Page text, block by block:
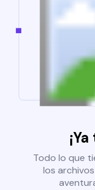
Todo lo que
los